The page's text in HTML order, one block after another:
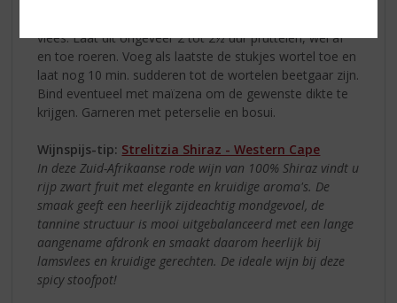
vlees. Laat dit ongeveer 2 tot 2½ uur pruttelen, wel af
en toe roeren. Voeg als laatste de stukjes wortel toe en
laat nog 10 min. sudderen tot de wortelen beetgaar zijn.
Bind eventueel met maïzena om de gewenste dikte te
krijgen. Garneren met peterselie en bosui.
Wijnspijs-tip: Strelitzia Shiraz - Western Cape
In deze Zuid-Afrikaanse rode wijn van 100% Shiraz vindt u
rijp zwart fruit met elegante en kruidige aroma's. De
smaak geeft een heerlijk zijdeachtig mondgevoel, de
tannine structuur is mooi uitgebalanceerd met een lange
aangename afdronk en smaakt daarom heerlijk bij
lamsvlees en kruidige gerechten. De ideale wijn bij deze
spicy stoofpot!